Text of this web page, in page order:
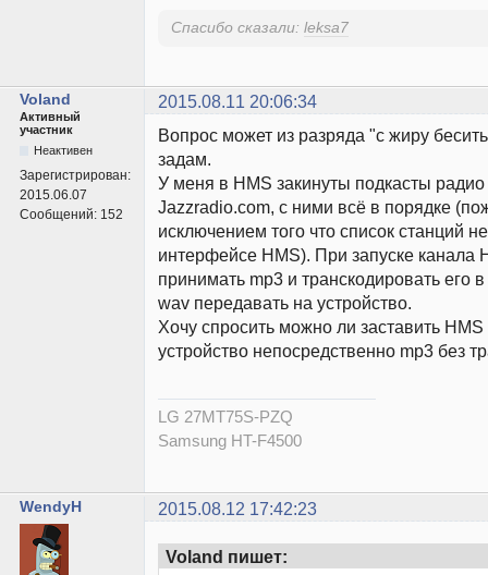
Спасибо сказали: leksa7
Voland 2015.08.11 20:06:34
Активный
участник
Неактивен
Зарегистрирован:
2015.06.07
Сообщений: 152
Вопрос может из разряда "с жиру
задам.
У меня в HMS закинуты подкасты
Jazzradio.com, с ними всё в порядке
исключением того что список станций
интерфейсе HMS). При запуске канала
принимать mp3 и транскодировать его
wav передавать на устройство.
Хочу спросить можно ли заставить HMS
устройство непосредственно mp3 без
LG 27MT75S-PZQ
Samsung HT-F4500
WendyH 2015.08.12 17:42:23
Voland пишет: